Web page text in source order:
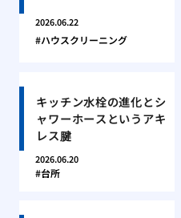
2026.06.22
ハウスクリーニング
キッチン水栓の進化とシ
ャワーホースというアキ
レス腱
2026.06.20
台所